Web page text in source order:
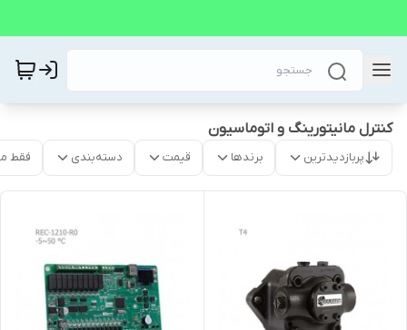
کنترل مانیتورینگ و اتوماسیون
پربازدیدترین برندها قیمت دسته‌بندی فقط